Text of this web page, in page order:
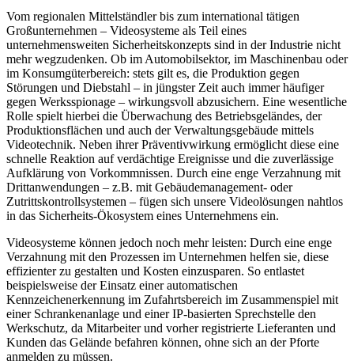
Vom regionalen Mittelständler bis zum international tätigen
Großunternehmen – Videosysteme als Teil eines
unternehmensweiten Sicherheitskonzepts sind in der Industrie nicht
mehr wegzudenken. Ob im Automobilsektor, im Maschinenbau oder
im Konsumgüterbereich: stets gilt es, die Produktion gegen
Störungen und Diebstahl – in jüngster Zeit auch immer häufiger
gegen Werksspionage – wirkungsvoll abzusichern. Eine wesentliche
Rolle spielt hierbei die Überwachung des Betriebsgeländes, der
Produktionsflächen und auch der Verwaltungsgebäude mittels
Videotechnik. Neben ihrer Präventivwirkung ermöglicht diese eine
schnelle Reaktion auf verdächtige Ereignisse und die zuverlässige
Aufklärung von Vorkommnissen. Durch eine enge Verzahnung mit
Drittanwendungen – z.B. mit Gebäudemanagement- oder
Zutrittskontrollsystemen – fügen sich unsere Videolösungen nahtlos
in das Sicherheits-Ökosystem eines Unternehmens ein.
Videosysteme können jedoch noch mehr leisten: Durch eine enge
Verzahnung mit den Prozessen im Unternehmen helfen sie, diese
effizienter zu gestalten und Kosten einzusparen. So entlastet
beispielsweise der Einsatz einer automatischen
Kennzeichenerkennung im Zufahrtsbereich im Zusammenspiel mit
einer Schrankenanlage und einer IP-basierten Sprechstelle den
Werkschutz, da Mitarbeiter und vorher registrierte Lieferanten und
Kunden das Gelände befahren können, ohne sich an der Pforte
anmelden zu müssen.